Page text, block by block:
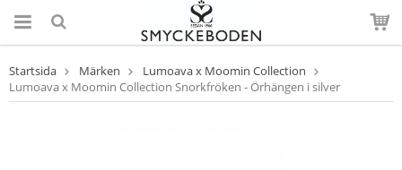
Startsida Märken
Lumoava x Moomin Collection
Lumoava x Moomin Collection Snorkfröken - Örhängen i silver